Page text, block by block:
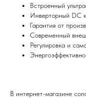
Встроенный
Инверторный DC
Гарантия от
Современный
Регулировка и
В интернет-магазине
Я согласен (на) с политикой